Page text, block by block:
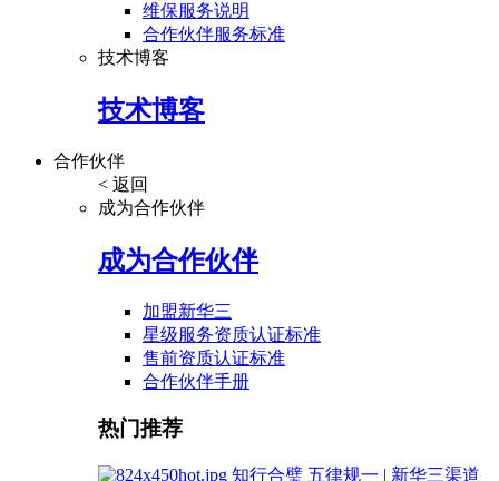
维保服务说明
合作伙伴服务标准
技术博客
技术博客
合作伙伴
< 返回
成为合作伙伴
成为合作伙伴
加盟新华三
星级服务资质认证标准
售前资质认证标准
合作伙伴手册
热门推荐
知行合璧 五律规一 | 新华三渠道